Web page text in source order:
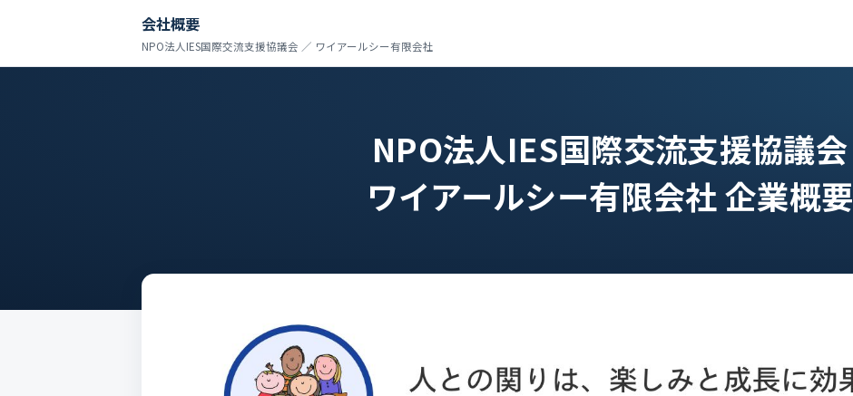
会社概要
NPO法人IES国際交流支援協議会 ／ ワイアールシー有限会社
NPO法人IES国際交流支援協議会
ワイアールシー有限会社 企業概要